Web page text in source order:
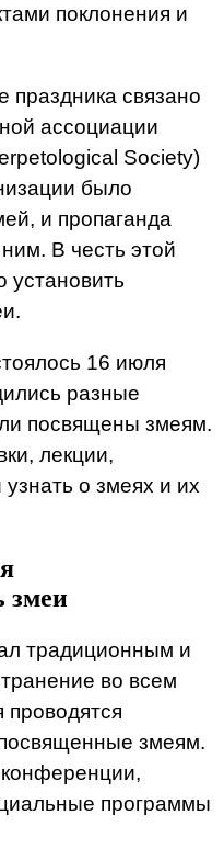
поклонения и
связано
ассоциации
Society)
было
и пропаганда
В честь этой
установить
16 июля
разные
посвящены змеям.
лекции,
о змеях и их
змеи
традиционным и
во всем
змеям.
программы